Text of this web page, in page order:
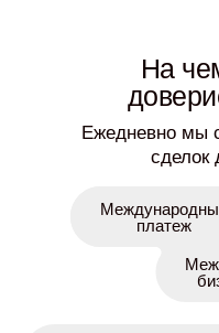
На
Ежедневно мы
сделок
платеж